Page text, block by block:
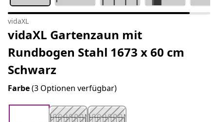
vidaXL
vidaXL Gartenzaun mit
Rundbogen Stahl 1673 x 60 cm
Schwarz
Farbe(3 Optionen verfügbar)